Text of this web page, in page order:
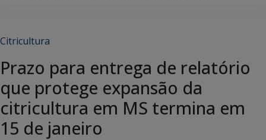
Citricultura
Prazo para entrega de relatório
que protege expansão da
citricultura em MS termina em
15 de janeiro